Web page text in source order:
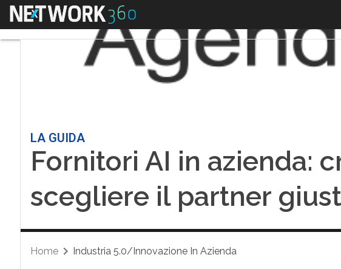
Menu
LA GUIDA
Fornitori AI in azienda:
scegliere il partner
Home Industria 5.0/Innovazione In Azienda